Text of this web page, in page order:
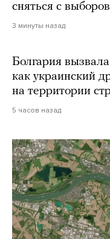
сняться с выборов
3 минуты назад
Болгария
как украинский
на территории
5 часов назад